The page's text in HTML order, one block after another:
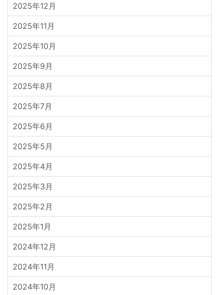
2025年12月
2025年11月
2025年10月
2025年9月
2025年8月
2025年7月
2025年6月
2025年5月
2025年4月
2025年3月
2025年2月
2025年1月
2024年12月
2024年11月
2024年10月